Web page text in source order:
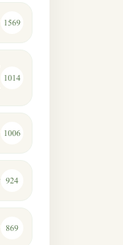
1569
1014
1006
924
869